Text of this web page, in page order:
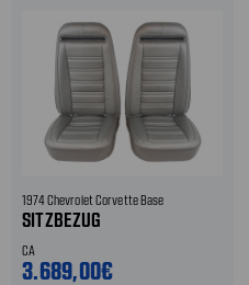
1974 Chevrolet Corvette Base
SITZBEZUG
CA
3.689,00€